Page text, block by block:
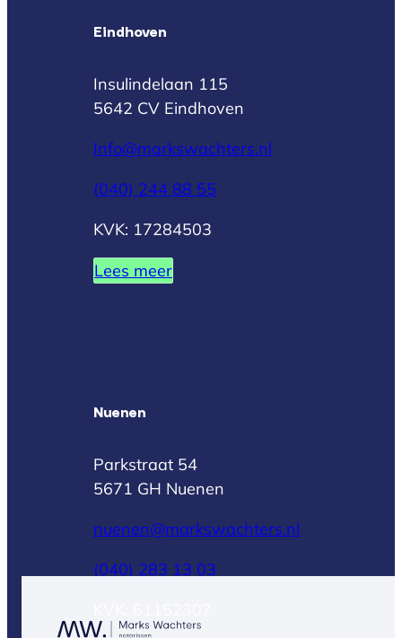
Eindhoven
Insulindelaan 115
5642 CV Eindhoven
Info@markswachters.nl
(040) 244 88 55
KVK: 17284503
Lees meer
Nuenen
Parkstraat 54
5671 GH Nuenen
nuenen@markswachters.nl
(040) 283 13 03